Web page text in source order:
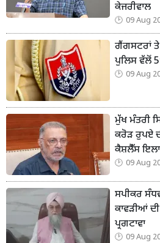
ਕੇਜਰੀਵਾਲ
09 Aug
ਗੈਂਗਸਟਰਾਂ ਤੇ
ਪੁਲਿਸ ਵੱਲੋਂ
09 Aug
ਮੁੱਖ ਮੰਤਰੀ
ਕਰੋੜ ਰੁਪਏ
ਕੈਸ਼ਲੈੱਸ
09 Aug
ਸਪੀਕਰ
ਕਾਵੜੀਆਂ
ਪ੍ਰਗਟਾਵਾ
09 Aug